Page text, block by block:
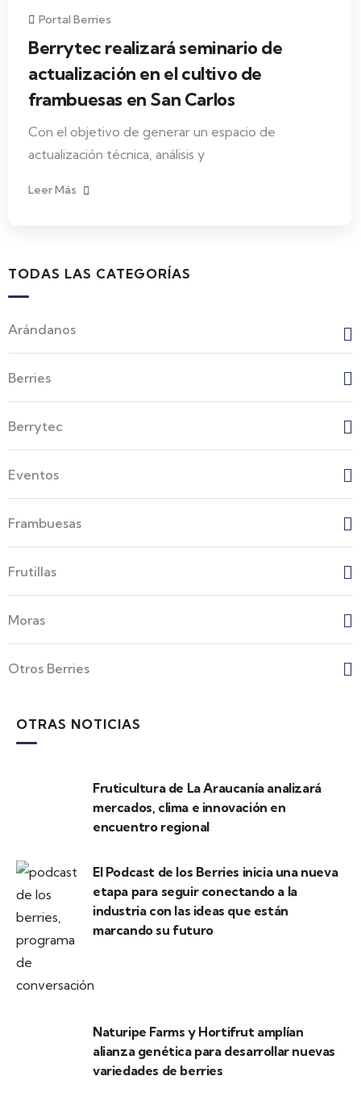
Portal Berries
Berrytec realizará seminario de
actualización en el cultivo de
frambuesas en San Carlos
Con el objetivo de generar un espacio de
actualización técnica, análisis y
Leer Más
TODAS LAS CATEGORÍAS
Arándanos
Berries
Berrytec
Eventos
Frambuesas
Frutillas
Moras
Otros Berries
OTRAS NOTICIAS
Fruticultura de La Araucanía analizará
mercados, clima e innovación en
encuentro regional
El Podcast de los Berries inicia una nueva
etapa para seguir conectando a la
industria con las ideas que están
marcando su futuro
Naturipe Farms y Hortifrut amplían
alianza genética para desarrollar nuevas
variedades de berries